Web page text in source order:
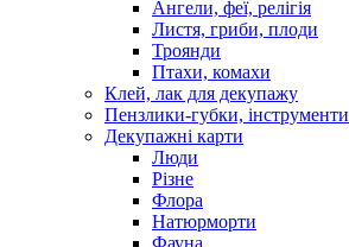
Ангели, феї, релігія
Листя, гриби, плоди
Троянди
Птахи, комахи
Клей, лак для декупажу
Пензлики-губки, інструменти
Декупажні карти
Люди
Різне
Флора
Натюрморти
Фауна